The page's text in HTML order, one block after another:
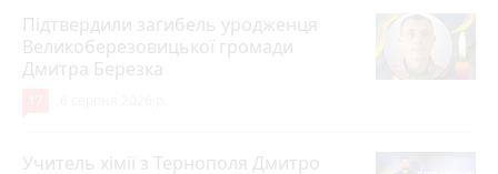
Підтвердили загибель уродженця
Великоберезовицької громади
Дмитра Березка
Учитель хімії з Тернополя Дмитро